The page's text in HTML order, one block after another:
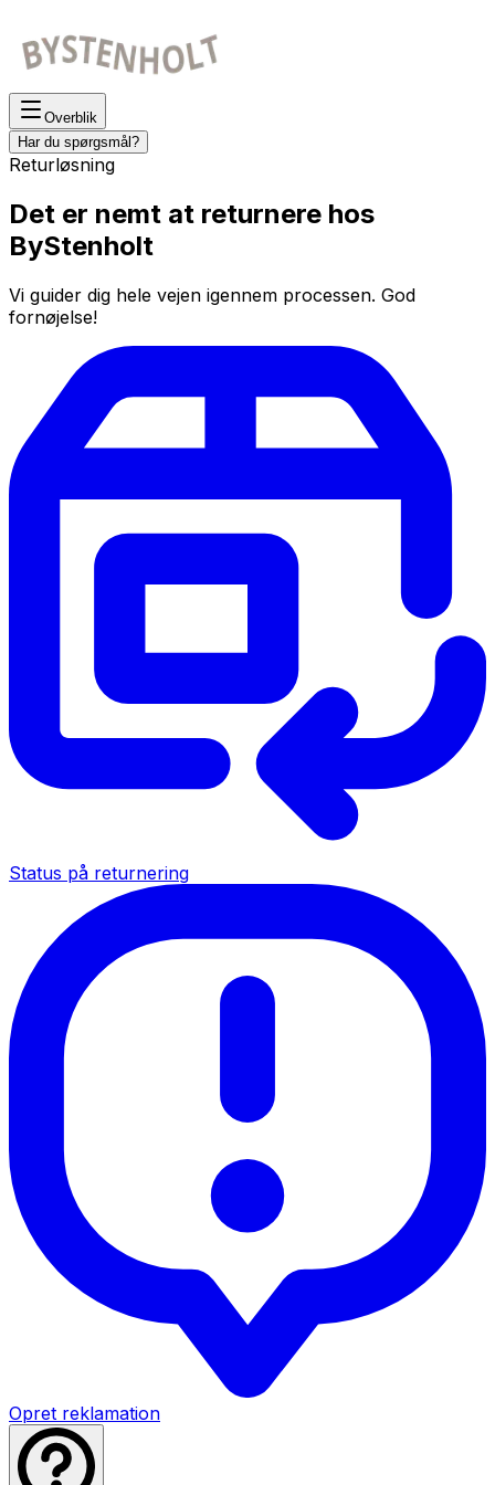
Overblik
Har du spørgsmål?
Returløsning
Det er nemt at returnere hos
ByStenholt
Vi guider dig hele vejen igennem processen. God
fornøjelse!
Status på returnering
Opret reklamation